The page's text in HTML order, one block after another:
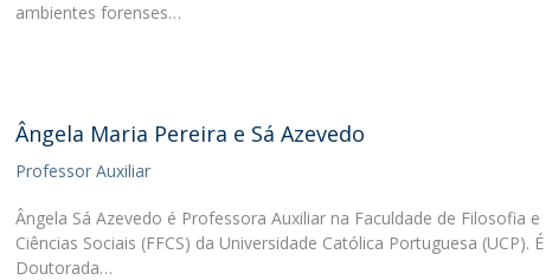
Informações globais
ambientes forenses…
Ângela Maria Pereira e Sá Azevedo
Professor Auxiliar
Ângela Sá Azevedo é Professora Auxiliar na Faculdade de Filosofia e
Ciências Sociais (FFCS) da Universidade Católica Portuguesa (UCP). É
Doutorada…